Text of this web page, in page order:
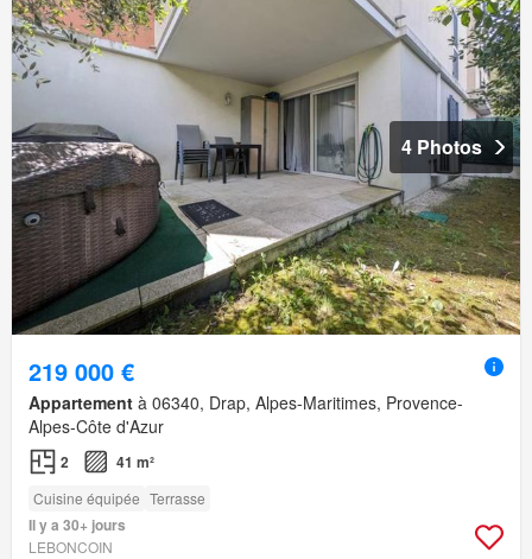
4 Photos
219 000 €
Appartement à 06340, Drap, Alpes-Maritimes, Provence-
Alpes-Côte d'Azur
2 41 m²
Cuisine équipée Terrasse
Il y a 30+ jours
LEBONCOIN